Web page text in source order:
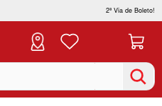
2ª Via de Boleto!